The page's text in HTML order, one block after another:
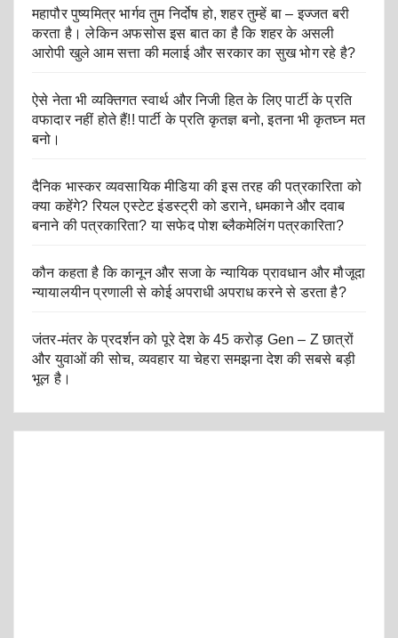
महापौर पुष्यमित्र भार्गव तुम निर्दोष हो, शहर तुम्हें बा – इज्जत बरी
करता है। लेकिन अफसोस इस बात का है कि शहर के असली
आरोपी खुले आम सत्ता की मलाई और सरकार का सुख भोग रहे है?
ऐसे नेता भी व्यक्तिगत स्वार्थ और निजी हित के लिए पार्टी के प्रति
वफादार नहीं होते हैं!! पार्टी के प्रति कृतज्ञ बनो, इतना भी कृतघ्न मत
बनो।
दैनिक भास्कर व्यवसायिक मीडिया की इस तरह की पत्रकारिता को
क्या कहेंगे? रियल एस्टेट इंडस्ट्री को डराने, धमकाने और दवाब
बनाने की पत्रकारिता? या सफेद पोश ब्लैकमेलिंग पत्रकारिता?
कौन कहता है कि कानून और सजा के न्यायिक प्रावधान और मौजूदा
न्यायालयीन प्रणाली से कोई अपराधी अपराध करने से डरता है?
जंतर-मंतर के प्रदर्शन को पूरे देश के 45 करोड़ Gen – Z छात्रों
और युवाओं की सोच, व्यवहार या चेहरा समझना देश की सबसे बड़ी
भूल है।